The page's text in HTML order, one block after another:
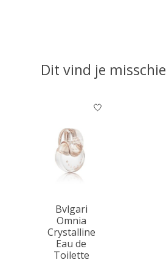
Dit vind je
Items van productcarrousel
Bvlgari
Omnia
Crystalline
Eau de
Toilette